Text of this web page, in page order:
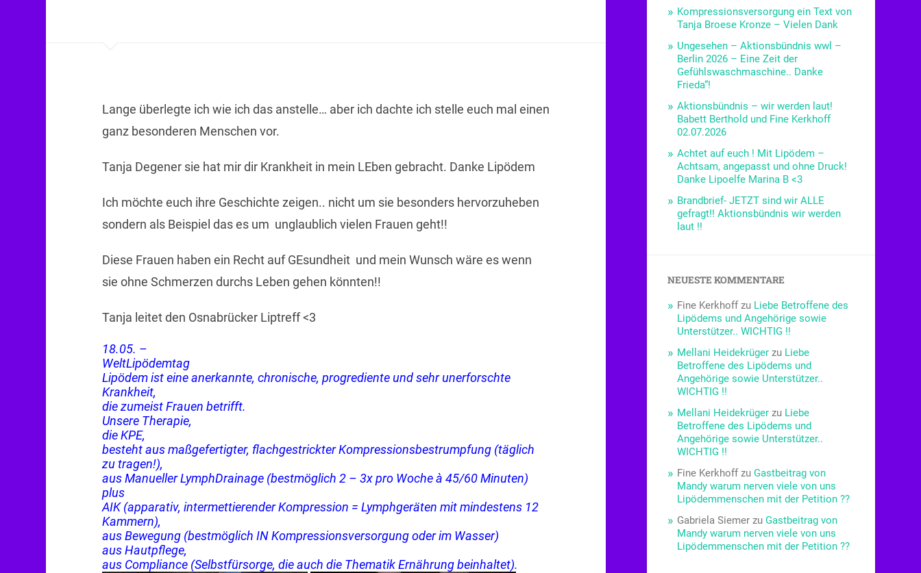
Lange überlegte ich wie ich das anstelle… aber ich dachte ich stelle euch mal einen
ganz besonderen Menschen vor.
Tanja Degener sie hat mir dir Krankheit in mein LEben gebracht. Danke Lipödem
Ich möchte euch ihre Geschichte zeigen.. nicht um sie besonders hervorzuheben
sondern als Beispiel das es um unglaublich vielen Frauen geht!!
Diese Frauen haben ein Recht auf GEsundheit und mein Wunsch wäre es wenn
sie ohne Schmerzen durchs Leben gehen könnten!!
Tanja leitet den Osnabrücker Liptreff <3
18.05. –
WeltLipödemtag
Lipödem ist eine anerkannte, chronische, progrediente und sehr unerforschte
Krankheit,
die zumeist Frauen betrifft.
Unsere Therapie,
die KPE,
besteht aus maßgefertigter, flachgestrickter Kompressionsbestrumpfung (täglich
zu tragen!),
aus Manueller LymphDrainage (bestmöglich 2 – 3x pro Woche à 45/60 Minuten)
plus
AIK (apparativ, intermettierender Kompression = Lymphgeräten mit mindestens 12
Kammern),
aus Bewegung (bestmöglich IN Kompressionsversorgung oder im Wasser)
aus Hautpflege,
aus Compliance (Selbstfürsorge, die auch die Thematik Ernährung beinhaltet).
Kompressionsversorgung ein Text von
Tanja Broese Kronze – Vielen Dank
Ungesehen – Aktionsbündnis wwl –
Berlin 2026 – Eine Zeit der
Gefühlswaschmaschine.. Danke
Frieda“!
Aktionsbündnis – wir werden laut!
Babett Berthold und Fine Kerkhoff
02.07.2026
Achtet auf euch ! Mit Lipödem –
Achtsam, angepasst und ohne Druck!
Danke Lipoelfe Marina B <3
Brandbrief- JETZT sind wir ALLE
gefragt!! Aktionsbündnis wir werden
laut !!
NEUESTE KOMMENTARE
Fine Kerkhoffzu Liebe Betroffene des
Lipödems und Angehörige sowie
Unterstützer.. WICHTIG !!
Mellani Heidekrüger zu Liebe
Betroffene des Lipödems und
Angehörige sowie Unterstützer..
WICHTIG !!
Mellani Heidekrüger zu Liebe
Betroffene des Lipödems und
Angehörige sowie Unterstützer..
WICHTIG !!
Fine KerkhoffzuGastbeitrag von
Mandy warum nerven viele von uns
Lipödemmenschen mit der Petition ??
Gabriela Siemer zuGastbeitrag von
Mandy warum nerven viele von uns
Lipödemmenschen mit der Petition ??